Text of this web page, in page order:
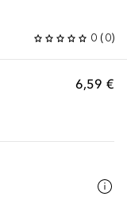
0 (0)
6,59 €